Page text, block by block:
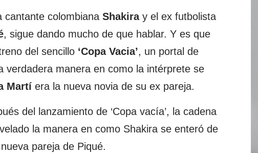
cantante colombiana Shakiray el ex futbolista
, sigue dando mucho de que hablar. Y es que
del sencillo ‘Copa Vacia’, un portal de
verdadera manera en como la intérprete se
Martí era la nueva novia de su ex pareja.
del lanzamiento de ‘Copa vacía’, la cadena
la manera en como Shakira se enteró de
pareja de Piqué.